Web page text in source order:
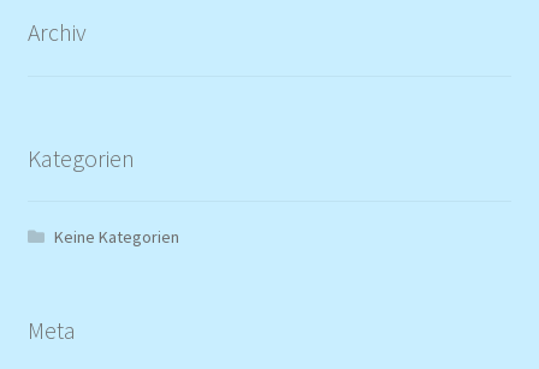
Archiv
Kategorien
Keine Kategorien
Meta